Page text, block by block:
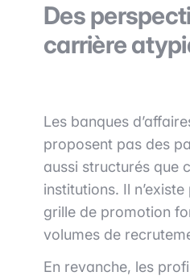
Des
carrière
Les banques
proposent pas des
aussi structurés que
institutions. Il
grille de promotion
volumes de
En revanche, les